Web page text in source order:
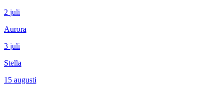
2 juli
Aurora
3 juli
Stella
15 augusti